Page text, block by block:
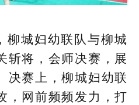
柳城妇幼联队与柳城
斩将，会师决赛，展
决赛上，柳城妇幼联
，网前频频发力，打